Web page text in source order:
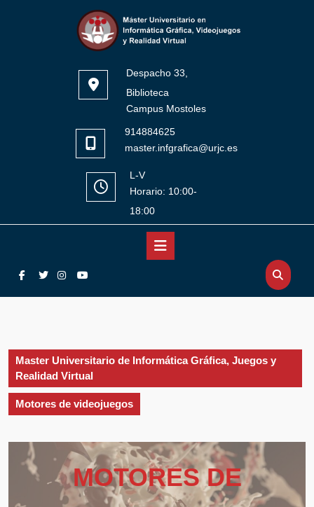
Despacho 33,
Biblioteca
Campus Mostoles
914884625
master.infgrafica@urjc.es
L-V
Horario: 10:00-
18:00
Facebook
TwitterInstagram
Master Universitario de Informática Gráfica, Juegos y
Realidad Virtual
Motores de videojuegos
MOTORES DE